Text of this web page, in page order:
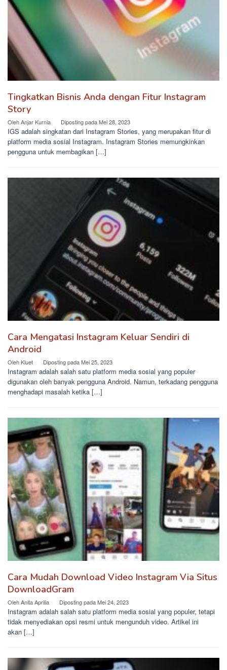
Tingkatkan Bisnis Anda dengan Fitur Instagram
Story
OlehAnjar Kurnia Diposting padaMei 28, 2023
IGS adalah singkatan dari Instagram Stories, yang merupakan fitur di
platform media sosial Instagram. Instagram Stories memungkinkan
pengguna untuk membagikan […]
Cara Mengatasi Instagram Keluar Sendiri di
Android
Oleh Kluet Diposting padaMei 25, 2023
Instagram adalah salah satu platform media sosial yang populer
digunakan oleh banyak pengguna Android. Namun, terkadang pengguna
menghadapi masalah ketika […]
Cara Mudah Download Video Instagram Via Situs
DownloadGram
OlehAnita Aprilia Diposting padaMei 24, 2023
Instagram adalah salah satu platform media sosial yang populer, tetapi
tidak menyediakan opsi resmi untuk mengunduh video. Artikel ini
akan […]